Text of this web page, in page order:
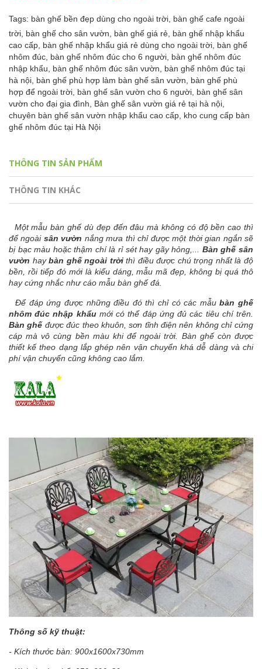
Tags: bàn ghế bền đẹp dùng cho ngoài trời, bàn ghế cafe ngoài
trời, bàn ghế cho sân vườn, bàn ghế giá rẻ, bàn ghế nhập khẩu
cao cấp, bàn ghế nhập khẩu giá rẻ dùng cho ngoài trời, bàn ghế
nhôm đúc, bàn ghế nhôm đúc cho 6 người, bàn ghế nhôm đúc
nhập khẩu, bàn ghế nhôm đúc sân vườn, bàn ghế nhôm đúc tại
hà nội, bàn ghế phù hợp làm bàn ghế sân vườn, bàn ghế phù
hợp để ngoài trời, bàn ghế sân vườn cho 6 người, bàn ghế sân
vườn cho đại gia đình, Bàn ghế sân vườn giá rẻ tại hà nội,
chuyên bàn ghế sân vườn nhập khẩu cao cấp, kho cung cấp bàn
ghế nhôm đúc tại Hà Nội
THÔNG TIN SẢN PHẨM
THÔNG TIN KHÁC
Một mẫu bàn ghế dù đẹp đến đâu mà không có độ bền cao thì
để ngoài sân vườn nắng mưa thì chỉ được một thời gian ngắn sẽ
bị bạc màu hoặc thậm chí là rỉ sét hay gãy hỏng,... Bàn ghế sân
vườn haybàn ghế ngoài trờithì điều được chú trọng nhất là độ
bền, rồi tiếp đó mới là kiểu dáng, mẫu mã đẹp, không bị quá thô
hay cứng nhắc như cáo mẫu bàn ghế đá.
Để đáp ứng được những điều đó thì chỉ có các mẫubàn ghế
nhôm đúc nhập khẩumới có thể đáp ứng đủ các tiêu chí trên.
Bàn ghếđược đúc theo khuôn, sơn tĩnh điện nên không chỉ cứng
cáp mà vô cùng bền màu khi để ngoài trời. Bàn ghế còn được
thiết kế theo dạng lắp ghép nên vận chuyển khá dễ dàng và chi
phí vận chuyển cũng không cao lắm.
Thông số kỹ thuật:
- Kích thước bàn: 900x1600x730mm